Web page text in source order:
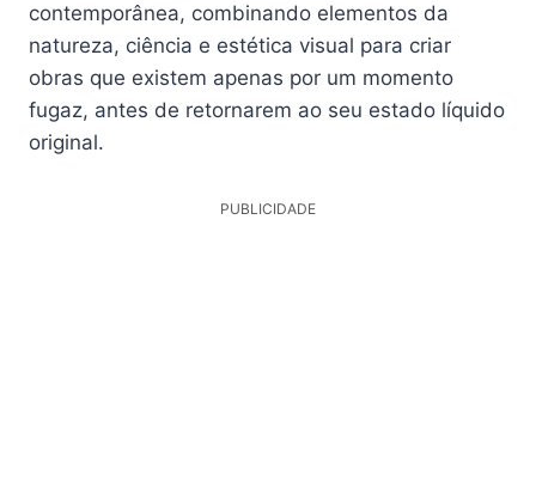
contemporânea, combinando elementos da
natureza, ciência e estética visual para criar
obras que existem apenas por um momento
fugaz, antes de retornarem ao seu estado líquido
original.
PUBLICIDADE